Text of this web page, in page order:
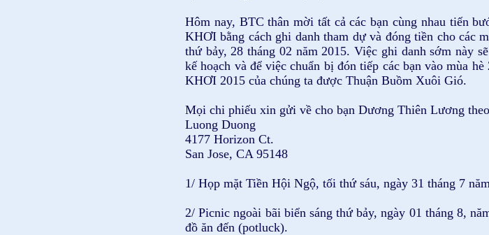
Hôm nay, BTC thân mời tất cả các bạn cùng nhau tiến
KHƠI bằng cách ghi danh tham dự và đóng tiền cho các
thứ bảy, 28 tháng 02 năm 2015. Việc ghi danh sớm này
kế hoạch và để việc chuẩn bị đón tiếp các bạn vào mùa
KHƠI 2015 của chúng ta được Thuận Buồm Xuôi Gió.
Mọi chi phiếu xin gửi về cho bạn Dương Thiên Lương
Luong Duong
4177 Horizon Ct.
San Jose, CA 95148
1/ Họp mặt Tiền Hội Ngộ, tối thứ sáu, ngày 31 tháng 7
2/ Picnic ngoài bãi biển sáng thứ bảy, ngày 01 tháng 8,
đồ ăn đến (potluck).